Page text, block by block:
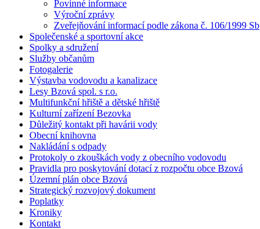
Povinné informace
Výroční zprávy
Zveřejňování informací podle zákona č. 106/1999 Sb
Společenské a sportovní akce
Spolky a sdružení
Služby občanům
Fotogalerie
Výstavba vodovodu a kanalizace
Lesy Bzová spol. s r.o.
Multifunkční hřiště a dětské hřiště
Kulturní zařízení Bezovka
Důležitý kontakt při havárii vody
Obecní knihovna
Nakládání s odpady
Protokoly o zkouškách vody z obecního vodovodu
Pravidla pro poskytování dotací z rozpočtu obce Bzová
Územní plán obce Bzová
Strategický rozvojový dokument
Poplatky
Kroniky
Kontakt